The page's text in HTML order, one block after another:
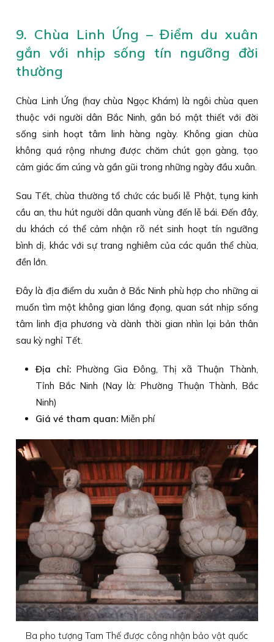
9. Chùa Linh Ứng – Điểm du xuân
gắn với nhịp sống tín ngưỡng đời
thường
Chùa Linh Ứng (hay chùa Ngọc Khám) là ngôi chùa quen
thuộc với người dân Bắc Ninh, gắn bó mật thiết với đời
sống sinh hoạt tâm linh hàng ngày. Không gian chùa
không quá rộng nhưng được chăm chút gọn gàng, tạo
cảm giác ấm cúng và gần gũi trong những ngày đầu xuân.
Sau Tết, chùa thường tổ chức các buổi lễ Phật, tụng kinh
cầu an, thu hút người dân quanh vùng đến lễ bái. Đến đây,
du khách có thể cảm nhận rõ nét sinh hoạt tín ngưỡng
bình dị, khác với sự trang nghiêm của các quần thể chùa,
đền lớn.
Đây là địa điểm du xuân ở Bắc Ninh phù hợp cho những ai
muốn tìm một không gian lắng đọng, quan sát nhịp sống
tâm linh địa phương và dành thời gian nhìn lại bản thân
sau kỳ nghỉ Tết.
Địa chỉ:Phường Gia Đông, Thị xã Thuận Thành,
Tỉnh Bắc Ninh (Nay là: Phường Thuận Thành, Bắc
Ninh)
Giá vé tham quan: Miễn phí
Ba pho tượng Tam Thế được công nhận bảo vật quốc